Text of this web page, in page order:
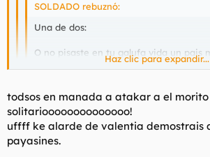
SOLDADO rebuznó:
Una de dos:
O no pisaste en tu galufa vida un pais
más probable), o eres tan hipocrita
En Egipto o cualquiera de esos paises
de un tio a mano y cagan patatillas por
retambufa... o por recibir que casi que
Eso si, despues son capaces de
Haz clic para expandir...
jejejejejejejejejjeje..............
Haz clic para expandir...
todsos en manada a atakar a el morito
solitarioooooooooooooo!
uffff ke alarde de valentia demostrais
payasines.